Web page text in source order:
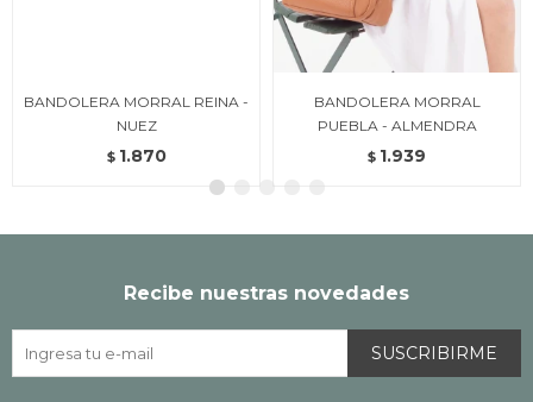
BANDOLERA MORRAL REINA -
NUEZ
$ 1.870
BANDOLERA MORRAL
PUEBLA - ALMENDRA
$ 1.939
Recibe nuestras novedades
SUSCRIBIRME